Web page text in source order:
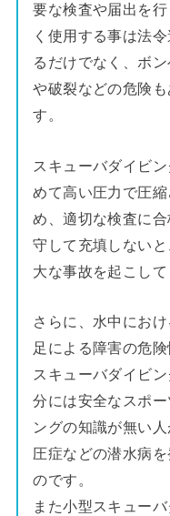
要な検査や届出を
く使用する事は法
るだけでなく、ボ
や破裂などの危険
す。
スキューバダイビ
めて高い圧力で圧
め、適切な検査に
守して充填しない
大な事故を起こして
さらに、水中にお
足による障害の危険
スキューバダイビ
分には安全なスポ
ングの知識が無い
圧症などの潜水病
のです。
また小型スキュー